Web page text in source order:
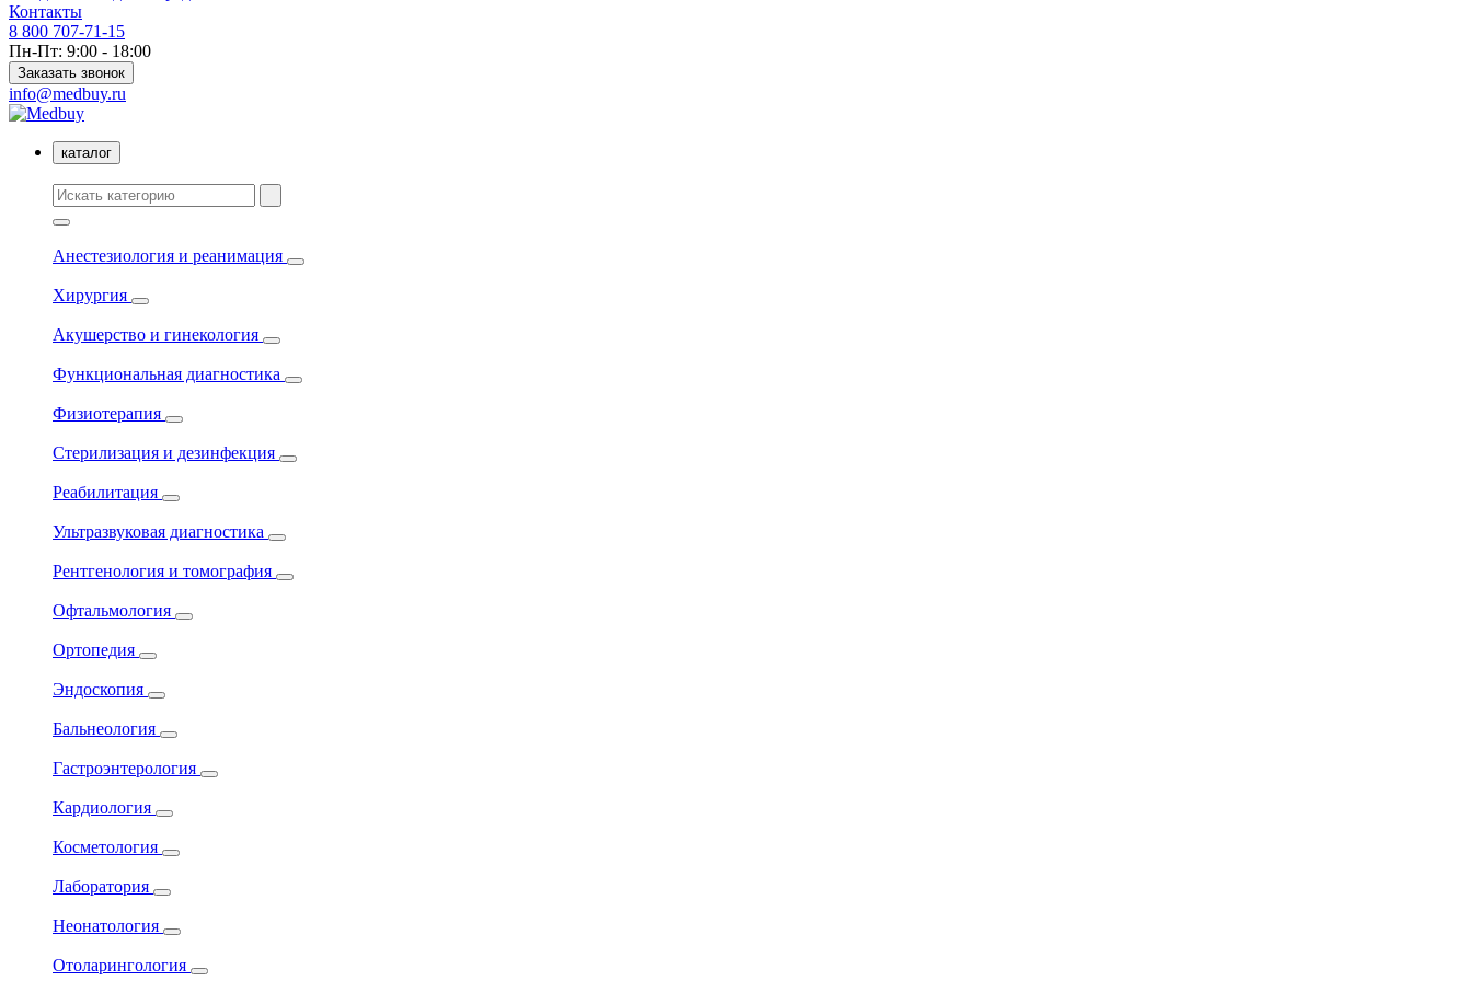
Контакты
8 800 707-71-15
Пн-Пт: 9:00 - 18:00
Заказать звонок
info@medbuy.ru
каталог
Анестезиология и реанимация
Хирургия
Акушерство и гинекология
Функциональная диагностика
Физиотерапия
Стерилизация и дезинфекция
Реабилитация
Ультразвуковая диагностика
Рентгенология и томография
Офтальмология
Ортопедия
Эндоскопия
Бальнеология
Гастроэнтерология
Кардиология
Косметология
Лаборатория
Неонатология
Отоларингология